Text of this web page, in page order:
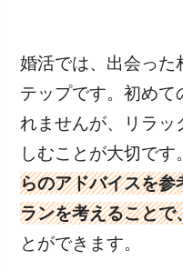
婚活では、出会った
テップです。初めて
れませんが、リラッ
しむことが大切です
らのアドバイスを参
ランを考えることで
とができます。